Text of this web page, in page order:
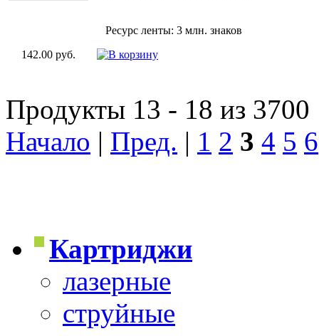
Ресурс ленты: 3 млн. знаков
142.00 руб.
Продукты 13 - 18 из 3700
Начало | Пред. | 1 2 3 4 5 6
Картриджи
лазерные
струйные